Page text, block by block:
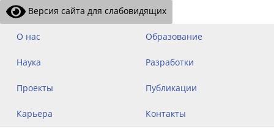
Версия сайта для слабовидящих
О нас Образование
Наука Разработки
Проекты Публикации
Карьера Контакты